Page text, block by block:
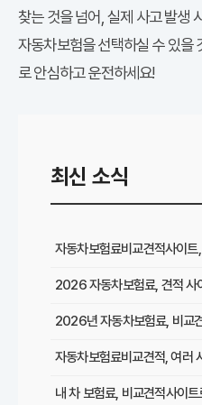
찾는 것을 넘어, 실제 사고 발생
자동차보험을 선택하실 수 있을
로 안심하고 운전하세요!
최신 소식